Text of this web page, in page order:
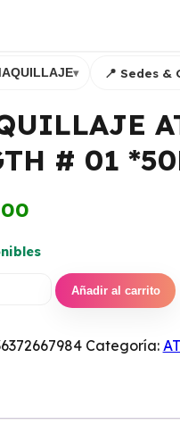
▾ 📍 Sedes &
# 01
Añadir al carrito
Categoría: